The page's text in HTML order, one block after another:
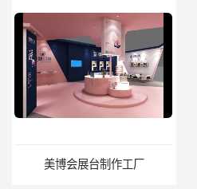
美博会展台制作工厂